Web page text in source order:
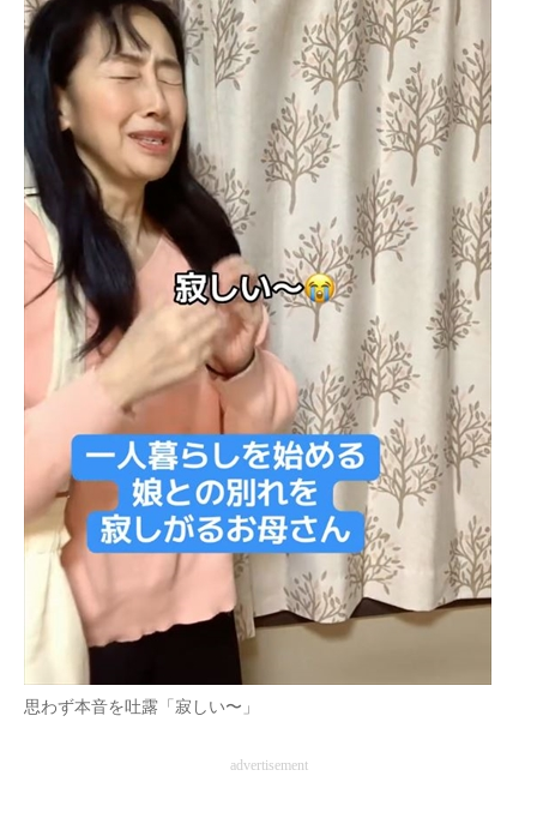
思わず本音を吐露「寂しい〜」
advertisement